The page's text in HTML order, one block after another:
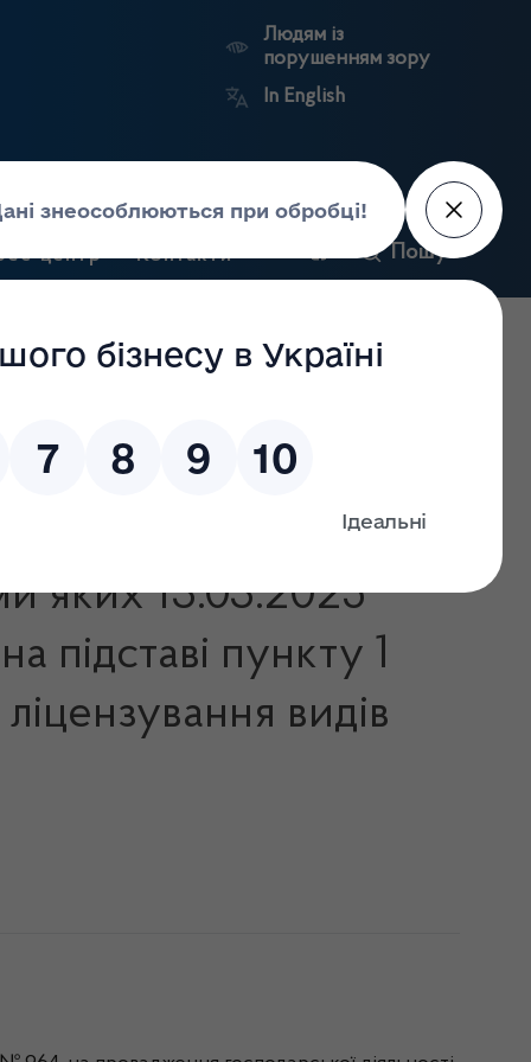
Людям із
порушенням зору
In English
центр Контакти Пошук
Ринковий
Державні
Антикорупційний
портал
пункту 1 частини другої статті 16 Закону України
яких 13.03.2025
підставі пункту 1
видів